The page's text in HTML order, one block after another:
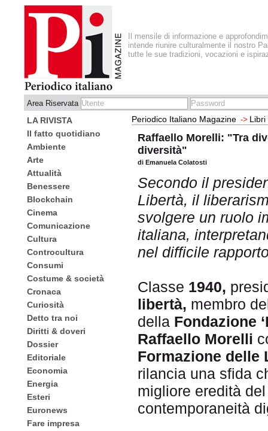
Il mensile di informazione e
intende riunire culturalmente il nostro
tutte le sue tradizioni, vocazioni e
Area Riservata
LA RIVISTA
Il fatto quotidiano
Ambiente
Arte
Attualità
Benessere
Blockchain
Cinema
Comunicazione
Cultura
Controcultura
Consumi
Costume & società
Cronaca
Curiosità
Detto tra noi
Diritti & doveri
Dossier
Editoriale
Economia
Energia
Esteri
Euronews
Fare impresa
Periodico Italiano Magazine -> Libri
Raffaello Morelli: "Tra
diversità"
di Emanuela Colatosti
Secondo il
Libertà, il
svolgere un ruolo
italiana,
nel difficile
Classe 1940,
libertà, membro
della Fondazione
Raffaello Morelli
Formazione delle
rilancia una sfida
migliore eredità
contemporaneità